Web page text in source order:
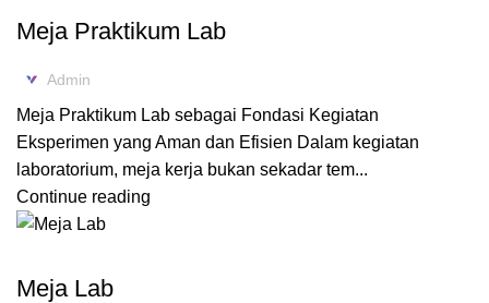
Meja Praktikum Lab
Admin
Meja Praktikum Lab sebagai Fondasi Kegiatan
Eksperimen yang Aman dan Efisien Dalam kegiatan
laboratorium, meja kerja bukan sekadar tem...
Continue reading
Meja Lab